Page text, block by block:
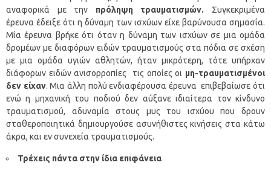
αναφορικά με την πρόληψη τραυματισμών. Συγκεκριμένα
έρευνα έδειξε ότι η δύναμη των ισχύων είχε βαρύνουσα σημασία.
Μία έρευνα βρήκε ότι όταν η δύναμη των ισχύων σε μια ομάδα
δρομέων με διαφόρων ειδών τραυματισμούς στα πόδια σε σχέση
με μια ομάδα υγιών αθλητών, ήταν μικρότερη, τότε υπήρχαν
διάφορων ειδών ανισορροπίες τις οποίες οι μη-τραυματισμένοι
δεν είχαν. Μια άλλη πολύ ενδιαφέρουσα έρευνα επιβεβαίωσε ότι
ενώ η μηχανική του ποδιού δεν αύξανε ιδιαίτερα τον κίνδυνο
τραυματισμού, αδυναμία στους μυς του ισχύου που δρουν
σταθεροποιητικά δημιουργούσε ασυνήθιστες κινήσεις στα κάτω
άκρα, και εν συνεχεία τραυματισμούς.
Τρέχεις πάντα στην ίδια επιφάνεια